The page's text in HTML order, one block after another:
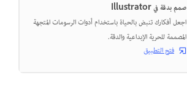
صمم بدقة في Illustrator
اجعل أفكارك تنبض بالحياة باستخدام أدوات الرسومات المتجهة
المصممة للحرية الإبداعية والدقة.
فتح التطبيق